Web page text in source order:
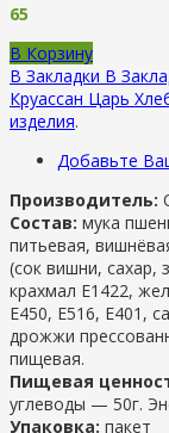
65
В Корзину
В Закладки В
Круассан Царь
изделия.
Добавьте
Производитель:
Состав: мука
питьевая,
(сок вишни, сахар,
крахмал Е1422,
Е450, Е516, Е401,
дрожжи
пищевая.
Пищевая
углеводы — 50г.
Упаковка: пакет